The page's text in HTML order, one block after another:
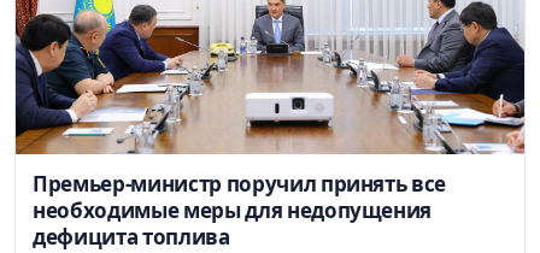
Премьер-министр поручил принять все
необходимые меры для недопущения
дефицита топлива